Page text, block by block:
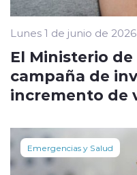
Lunes 1 de junio de 2026
El Ministerio
campaña de
incremento de
Emergencias y Salud